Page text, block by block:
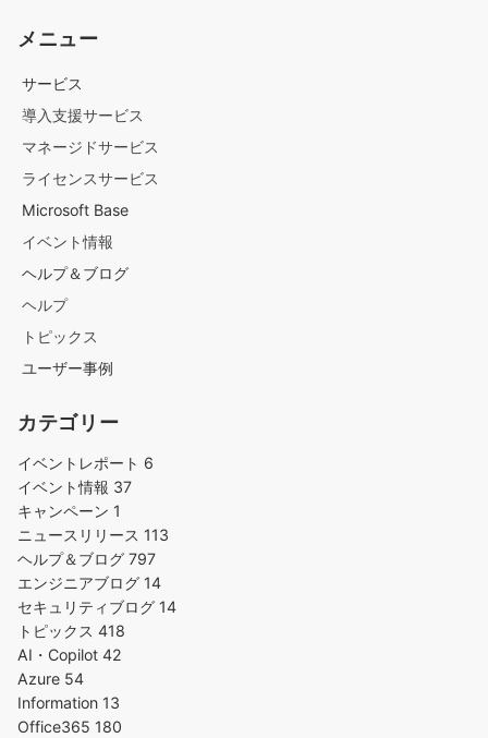
メニュー
サービス
導入支援サービス
マネージドサービス
ライセンスサービス
Microsoft Base
イベント情報
ヘルプ＆ブログ
ヘルプ
トピックス
ユーザー事例
カテゴリー
イベントレポート 6
イベント情報 37
キャンペーン 1
ニュースリリース 113
ヘルプ＆ブログ 797
エンジニアブログ 14
セキュリティブログ 14
トピックス 418
AI・Copilot 42
Azure 54
Information 13
Office365 180